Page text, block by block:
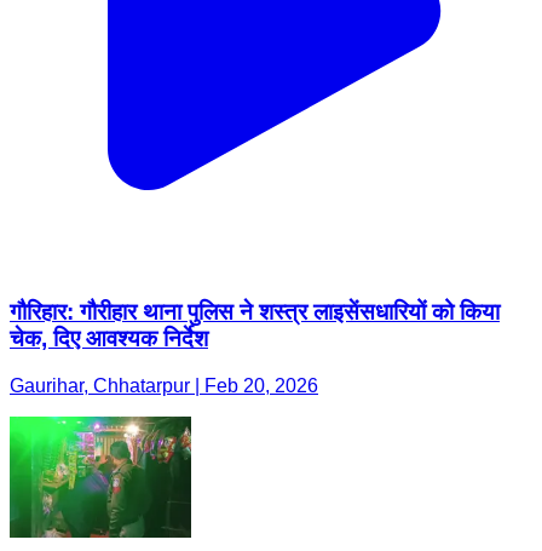
गौरिहार: गौरीहार थाना पुलिस ने शस्त्र लाइसेंसधारियों को किया
चेक, दिए आवश्यक निर्देश
Gaurihar, Chhatarpur | Feb 20, 2026